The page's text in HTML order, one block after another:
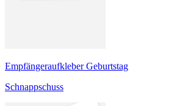
Empfängeraufkleber Geburtstag
Schnappschuss